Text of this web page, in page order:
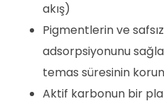
akış)
Pigmentlerin ve
adsorpsiyonunu
temas süresinin
Aktif karbonun bir